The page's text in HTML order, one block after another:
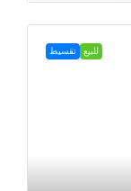
للبيع تقسيط